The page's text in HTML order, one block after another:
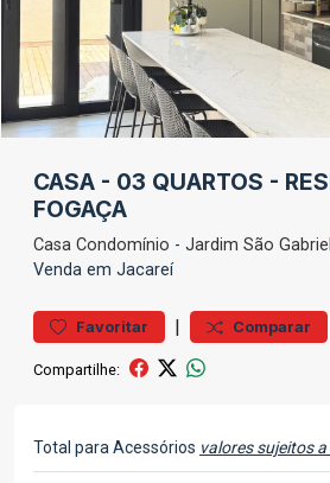
CASA - 03 QUARTOS -
FOGAÇA
Casa Condomínio - Jardim São Gabriel
Venda em Jacareí
Favoritar | Comparar
Compartilhe:
Total para Acessórios valores sujeitos